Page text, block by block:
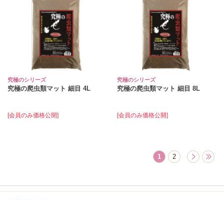
究極のシリーズ
究極の爬虫類マット 細目 4L
[会員のみ価格公開]
究極のシリーズ
究極の爬虫類マット 細目 8L
[会員のみ価格公開]
1 2